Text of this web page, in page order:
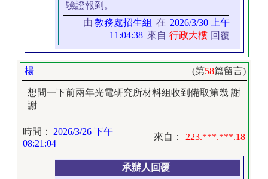
驗證報到。
由 教務處招生組 在 2026/3/30 上午
11:04:38 來自 行政大樓 回覆
楊 (第58篇留言)
想問一下前兩年光電研究所材料組收到備取第幾 謝
謝
時間：
2026/3/26 下午
08:21:04
來自： 223.***.***.18
承辦人回覆